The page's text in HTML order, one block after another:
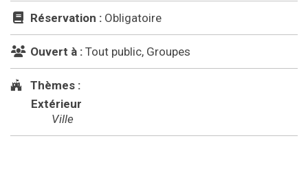
Réservation : Obligatoire
Ouvert à : Tout public, Groupes
Thèmes :
Extérieur
Ville